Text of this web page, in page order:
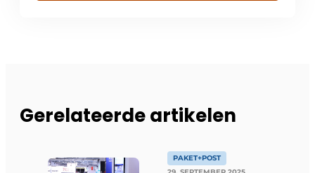
Gerelateerde artikelen
PAKET+POST